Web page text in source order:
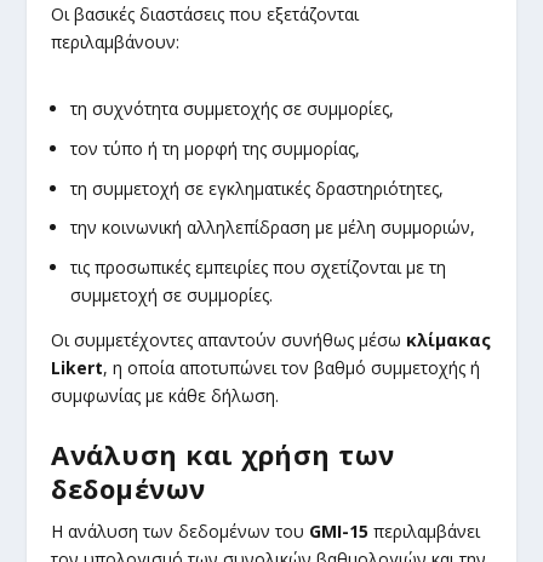
Οι βασικές διαστάσεις που εξετάζονται
περιλαμβάνουν:
τη συχνότητα συμμετοχής σε συμμορίες,
τον τύπο ή τη μορφή της συμμορίας,
τη συμμετοχή σε εγκληματικές δραστηριότητες,
την κοινωνική αλληλεπίδραση με μέλη συμμοριών,
τις προσωπικές εμπειρίες που σχετίζονται με τη
συμμετοχή σε συμμορίες.
Οι συμμετέχοντες απαντούν συνήθως μέσω κλίμακας
Likert, η οποία αποτυπώνει τον βαθμό συμμετοχής ή
συμφωνίας με κάθε δήλωση.
Ανάλυση και χρήση των
δεδομένων
Η ανάλυση των δεδομένων του GMI-15 περιλαμβάνει